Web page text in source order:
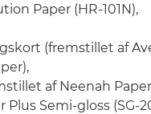
Paper (HR-101N),
(fremstillet af
af Neenah Paper
Plus Semi-gloss (SG-